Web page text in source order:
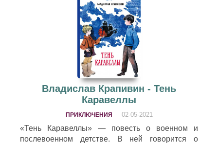
Владислав Крапивин - Тень
Каравеллы
ПРИКЛЮЧЕНИЯ 02-05-2021
«Тень Каравеллы» — повесть о военном и
послевоенном детстве. В ней говорится о